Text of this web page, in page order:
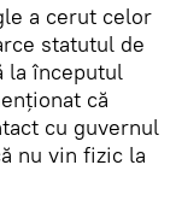
a cerut celor
statutul de
la începutul
că
cu guvernul
nu vin fizic la